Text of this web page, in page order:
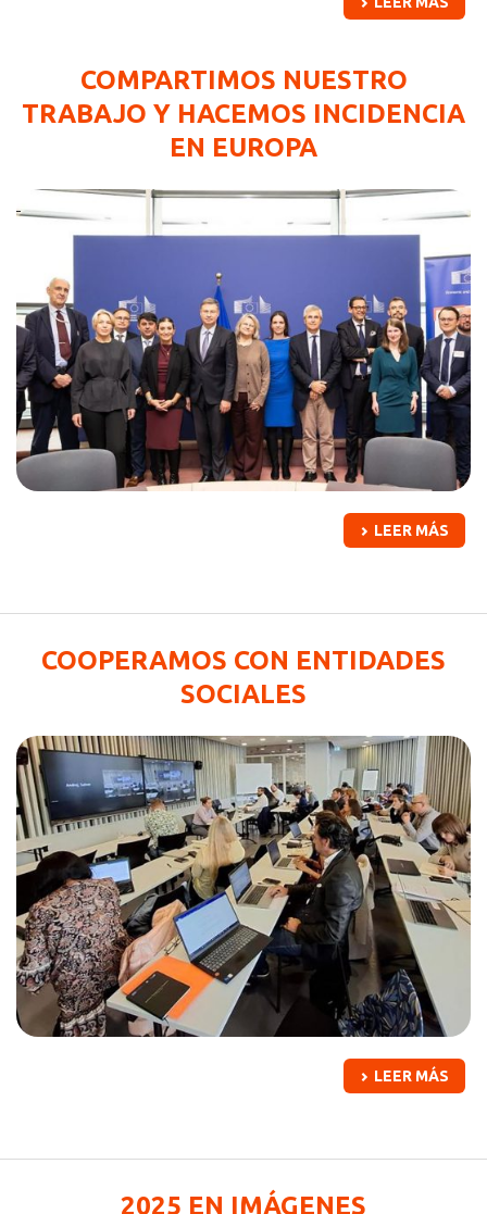
COMPARTIMOS NUESTRO
TRABAJO Y HACEMOS INCIDENCIA
EN EUROPA
LEER MÁS
COOPERAMOS CON ENTIDADES
SOCIALES
LEER MÁS
2025 EN IMÁGENES